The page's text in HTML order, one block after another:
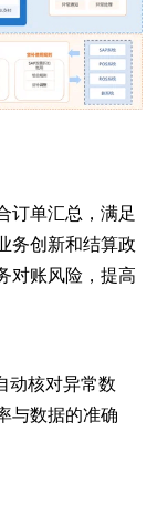
订单汇总，满足
务创新和结算政
对账风险，提高
动核对异常数
与数据的准确